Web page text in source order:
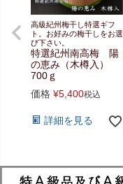
高級紀州梅干し特選ギフ
ト。お好みの梅干しをお選
び下さい。
特選紀州南高梅 陽
の恵み（木樽入）
700ｇ
価格 ¥5,400税込
詳細を見る